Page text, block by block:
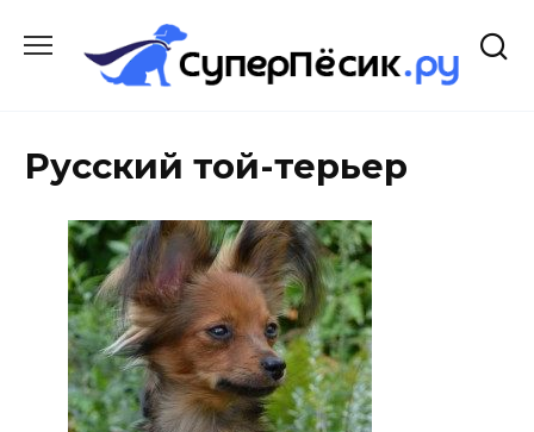
содержанию
Русский той-терьер